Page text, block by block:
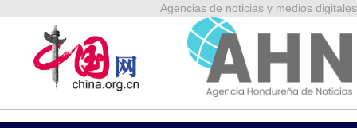
Agencias de noticias y medios digitales